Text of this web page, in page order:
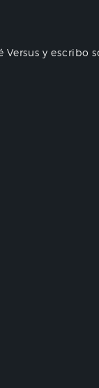
Versus y escribo